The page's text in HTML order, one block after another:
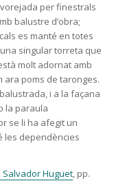
per finestrals
balustre d’obra;
es manté en totes
singular torreta que
molt adornat amb
ara poms de taronges.
i a la façana
la paraula
se li ha afegit un
les dependències
Salvador Huguet, pp.